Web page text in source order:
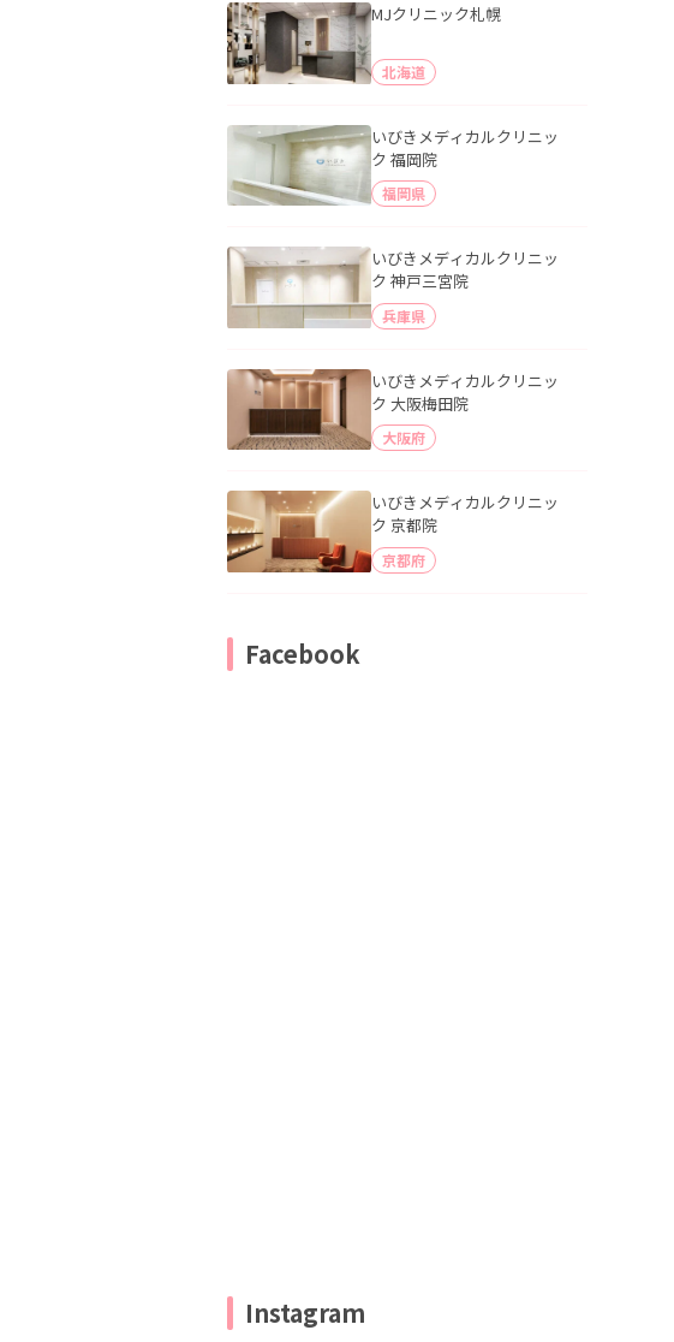
MJクリニック札幌
北海道
いびきメディカルクリニッ
ク 福岡院
福岡県
いびきメディカルクリニッ
ク 神戸三宮院
兵庫県
いびきメディカルクリニッ
ク 大阪梅田院
大阪府
いびきメディカルクリニッ
ク 京都院
京都府
Facebook
Instagram